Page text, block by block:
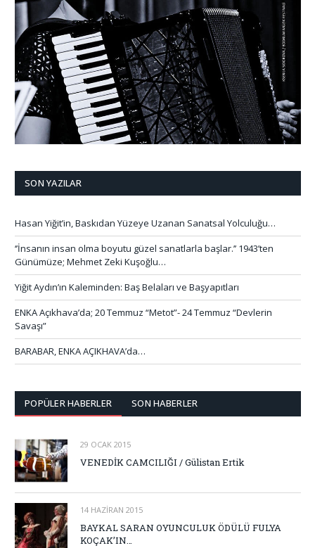
SON YAZILAR
Hasan Yiğit’in, Baskıdan Yüzeye Uzanan Sanatsal Yolculuğu…
‘’İnsanın insan olma boyutu güzel sanatlarla başlar.’’ 1943’ten
Günümüze; Mehmet Zeki Kuşoğlu…
Yiğit Aydın’ın Kaleminden: Baş Belaları ve Başyapıtları
ENKA Açıkhava’da; 20 Temmuz “Metot”- 24 Temmuz “Devlerin
Savaşı”
BARABAR, ENKA AÇIKHAVA’da…
POPÜLER HABERLER SON HABERLER
29 OCAK 2015
VENEDİK CAMCILIĞI / Gülistan Ertik
14 HAZIRAN 2015
BAYKAL SARAN OYUNCULUK ÖDÜLÜ FULYA
KOÇAK’IN…